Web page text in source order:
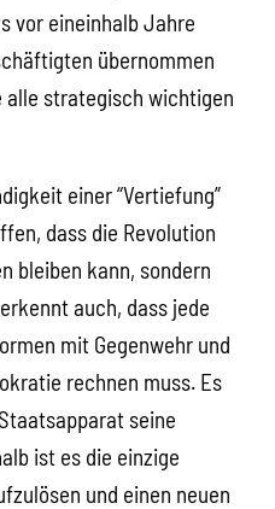
vor eineinhalb Jahre
übernommen
alle strategisch wichtigen
einer “Vertiefung”
dass die Revolution
bleiben kann, sondern
auch, dass jede
mit Gegenwehr und
rechnen muss. Es
seine
ist es die einzige
und einen neuen